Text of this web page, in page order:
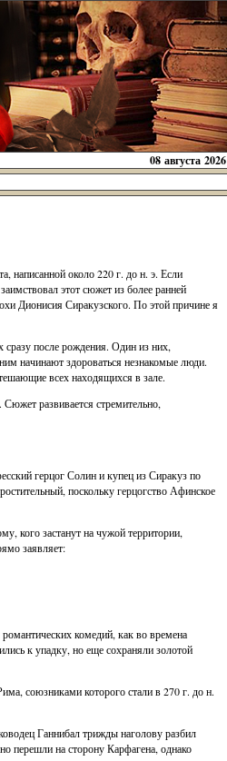
08 августа 2026
написанной около 220 г. до н. э. Если
этот сюжет из более ранней
Дионисия Сиракузского. По этой причине я
после рождения. Один из них,
начинают здороваться незнакомые люди.
всех находящихся в зале.
развивается стремительно,
герцог Солин и купец из Сиракуз по
поскольку герцогство Афинское
кого застанут на чужой территории,
заявляет:
комедий, как во времена
к упадку, но еще сохраняли золотой
союзниками которого стали в 270 г. до н.
Ганнибал трижды наголову разбил
перешли на сторону Карфагена, однако